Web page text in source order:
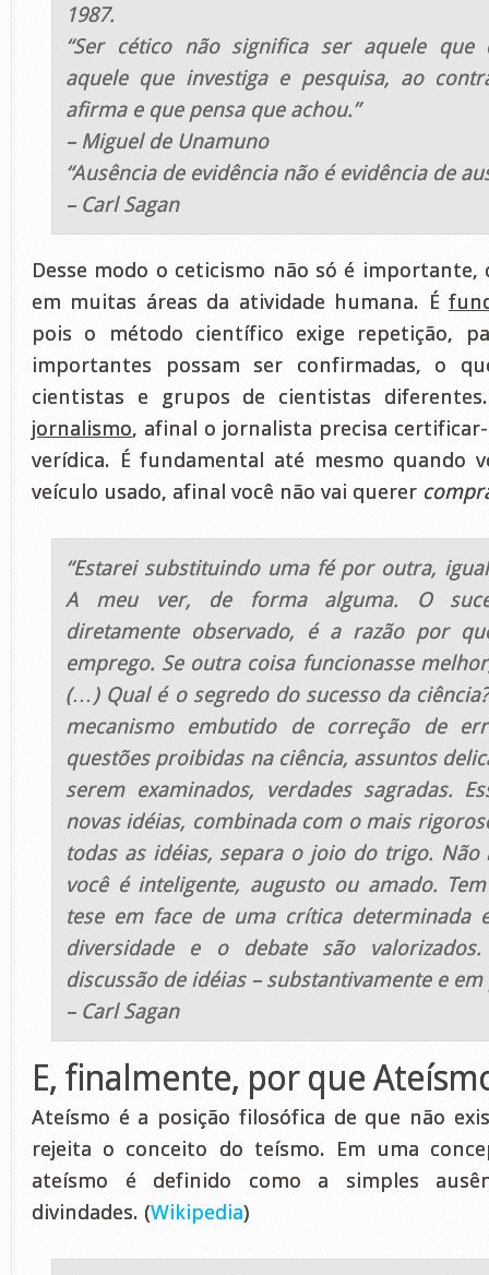
1987.
“Ser cético não significa ser aquele que
aquele que investiga e pesquisa, ao
afirma e que pensa que achou.”
– Miguel de Unamuno
“Ausência de evidência não é evidência de
– Carl Sagan
Desse modo o ceticismo não só é
em muitas áreas da atividade humana. É
pois o método científico exige repetição,
importantes possam ser confirmadas, o
cientistas e grupos de cientistas
jornalismo, afinal o jornalista precisa
verídica. É fundamental até mesmo quando
veículo usado, afinal você não vai querer
“Estarei substituindo uma fé por outra,
A meu ver, de forma alguma. O
diretamente observado, é a razão por
emprego. Se outra coisa funcionasse
(…) Qual é o segredo do sucesso da
mecanismo embutido de correção de
questões proibidas na ciência, assuntos
serem examinados, verdades sagradas.
novas idéias, combinada com o mais
todas as idéias, separa o joio do trigo.
você é inteligente, augusto ou amado.
tese em face de uma crítica determinada
diversidade e o debate são
discussão de idéias – substantivamente e
– Carl Sagan
E, finalmente, por que
Ateísmo é a posição filosófica de que não
rejeita o conceito do teísmo. Em uma
ateísmo é definido como a simples
divindades. (Wikipedia)